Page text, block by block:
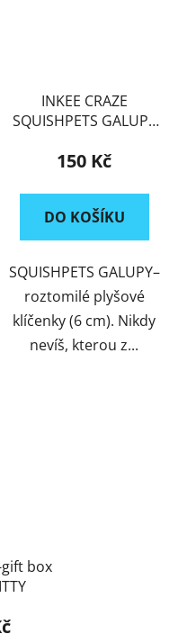
INKEE CRAZE
SQUISHPETS GALUPY
přívěšek na klíče
150 Kč
DO KOŠÍKU
SQUISHPETS GALUPY–
roztomilé plyšové
klíčenky (6 cm). Nikdy
nevíš, kterou z...
gift box